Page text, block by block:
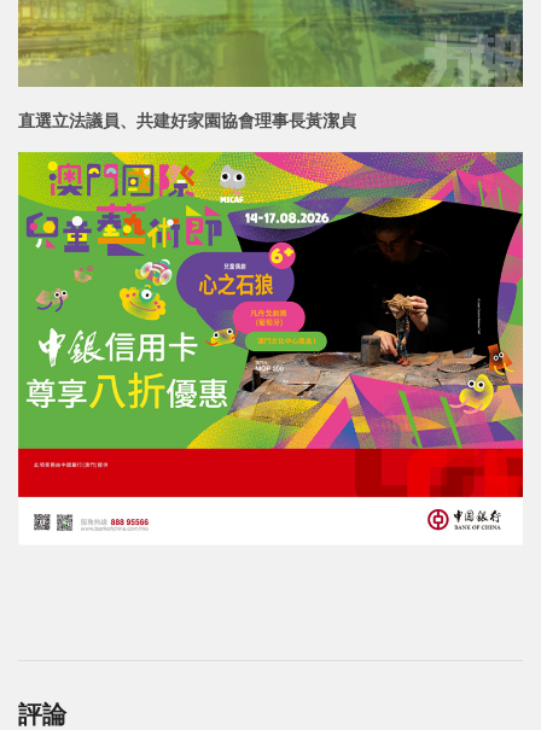
直選立法議員、共建好家園協會理事長黃潔貞
評論